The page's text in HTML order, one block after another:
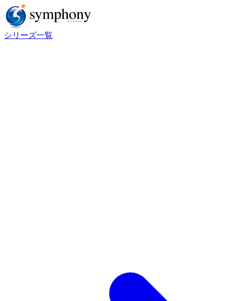
シリーズ一覧